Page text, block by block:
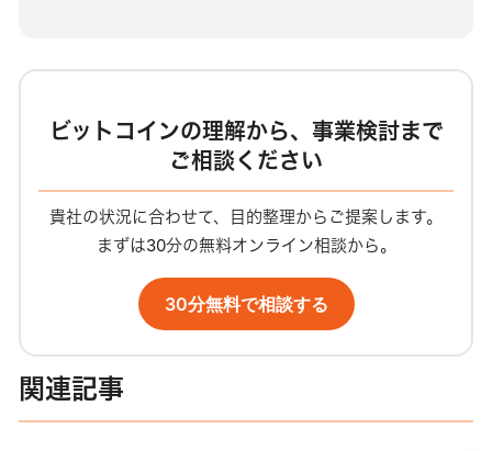
ビットコインの理解から、事業検討まで
ご相談ください
貴社の状況に合わせて、目的整理からご提案します。
まずは30分の無料オンライン相談から。
30分無料で相談する
関連記事